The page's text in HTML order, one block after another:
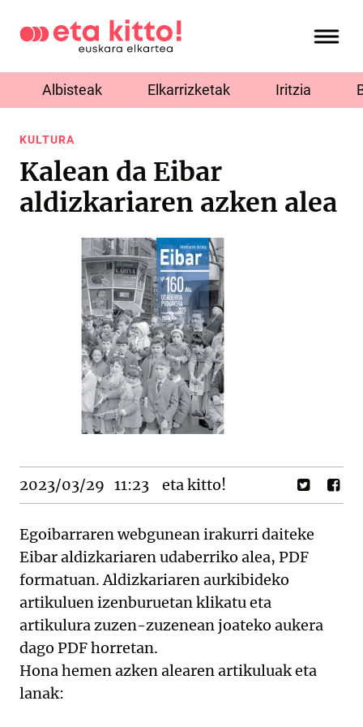
Albisteak Elkarrizketak Iritzia
KULTURA
Kalean da Eibar
aldizkariaren azken alea
2023/03/29 11:23 eta kitto!
Egoibarraren webgunean irakurri daiteke
Eibar aldizkariaren udaberriko alea, PDF
formatuan. Aldizkariaren aurkibideko
artikuluen izenburuetan klikatu eta
artikulura zuzen-zuzenean joateko aukera
dago PDF horretan.
Hona hemen azken alearen artikuluak eta
lanak: